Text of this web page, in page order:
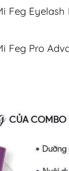
Feg
Feg Pro